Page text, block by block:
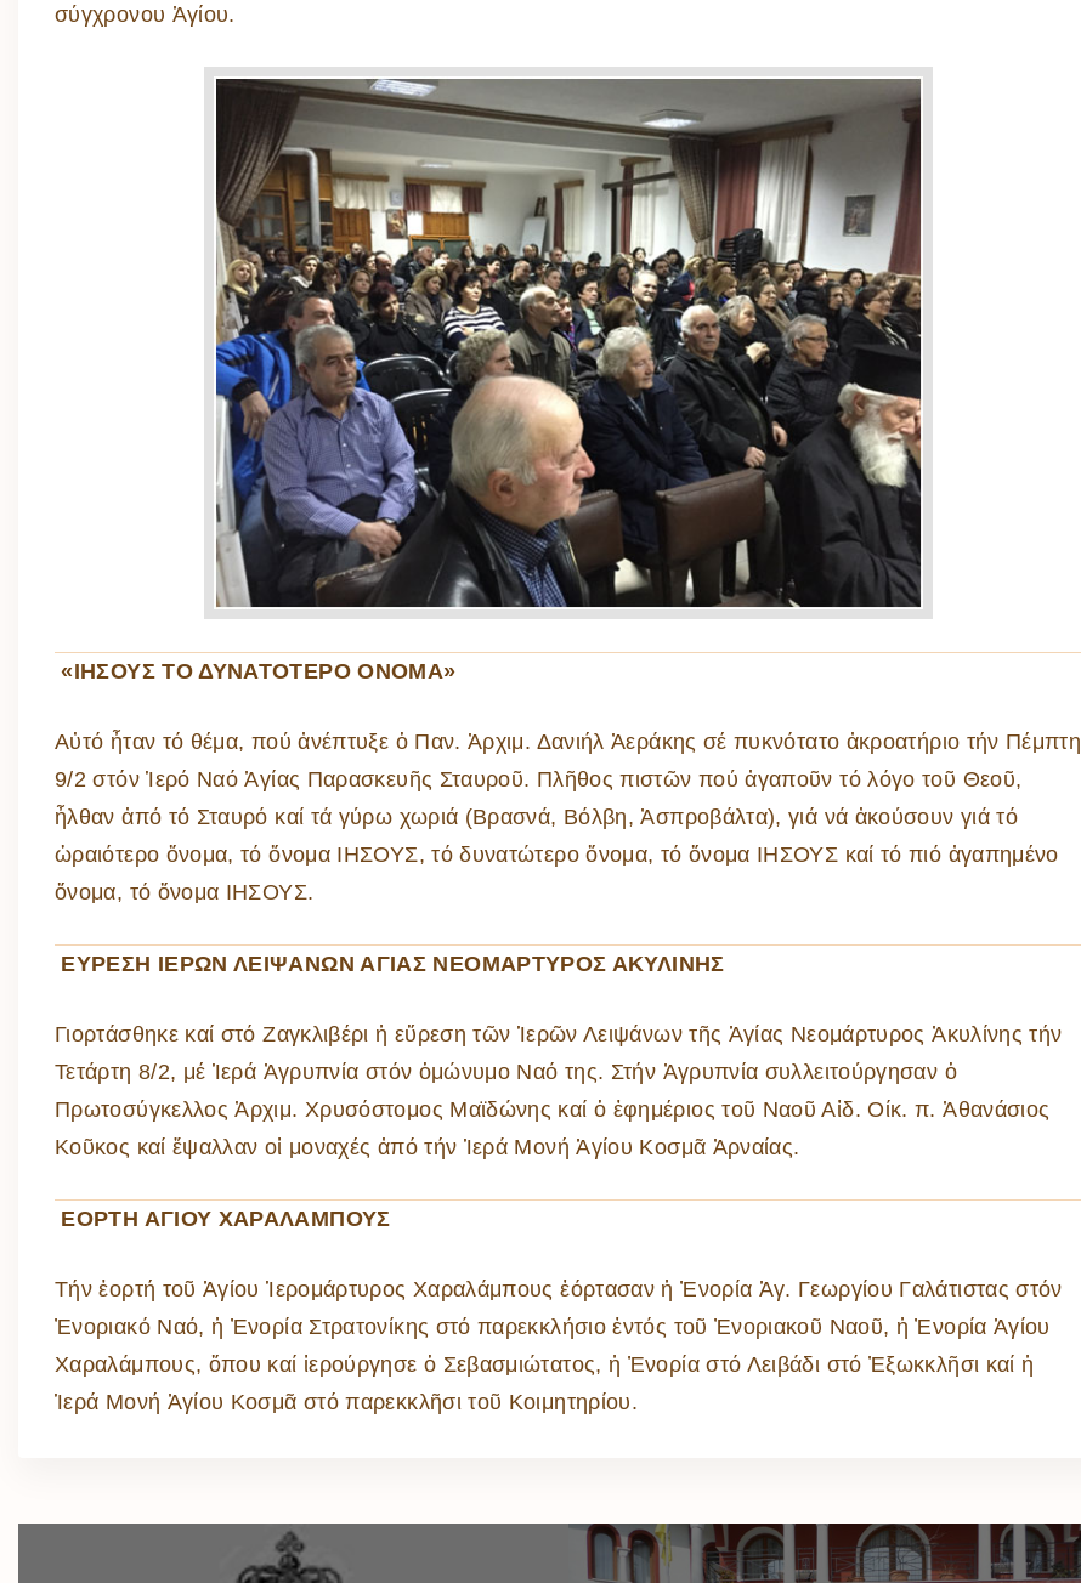
σύγχρονου Ἁγίου.
«ΙΗΣΟΥΣ ΤΟ ΔΥΝΑΤΟΤΕΡΟ ΟΝΟΜΑ»
Αὐτό ἦταν τό θέμα, πού ἀνέπτυξε ὁ Παν. Ἀρχιμ. Δανιήλ Ἀεράκης σέ πυκνότατο ἀκροατήριο τήν Πέμπτη
9/2 στόν Ἱερό Ναό Ἁγίας Παρασκευῆς Σταυροῦ. Πλῆθος πιστῶν πού ἀγαποῦν τό λόγο τοῦ Θεοῦ,
ἦλθαν ἀπό τό Σταυρό καί τά γύρω χωριά (Βρασνά, Βόλβη, Ἀσπροβάλτα), γιά νά ἀκούσουν γιά τό
ὡραιότερο ὄνομα, τό ὄνομα ΙΗΣΟΥΣ, τό δυνατώτερο ὄνομα, τό ὄνομα ΙΗΣΟΥΣ καί τό πιό ἀγαπημένο
ὄνομα, τό ὄνομα ΙΗΣΟΥΣ.
ΕΥΡΕΣΗ ΙΕΡΩΝ ΛΕΙΨΑΝΩΝ ΑΓΙΑΣ ΝΕΟΜΑΡΤΥΡΟΣ ΑΚΥΛΙΝΗΣ
Γιορτάσθηκε καί στό Ζαγκλιβέρι ἡ εὕρεση τῶν Ἱερῶν Λειψάνων τῆς Ἁγίας Νεομάρτυρος Ἀκυλίνης τήν
Τετάρτη 8/2, μέ Ἱερά Ἀγρυπνία στόν ὁμώνυμο Ναό της. Στήν Ἀγρυπνία συλλειτούργησαν ὁ
Πρωτοσύγκελλος Ἀρχιμ. Χρυσόστομος Μαϊδώνης καί ὁ ἐφημέριος τοῦ Ναοῦ Αἰδ. Οίκ. π. Ἀθανάσιος
Κοῦκος καί ἔψαλλαν οἱ μοναχές ἀπό τήν Ἱερά Μονή Ἁγίου Κοσμᾶ Ἀρναίας.
ΕΟΡΤΗ ΑΓΙΟΥ ΧΑΡΑΛΑΜΠΟΥΣ
Τήν ἑορτή τοῦ Ἁγίου Ἱερομάρτυρος Χαραλάμπους ἐόρτασαν ἡ Ἐνορία Ἁγ. Γεωργίου Γαλάτιστας στόν
Ἐνοριακό Ναό, ἡ Ἐνορία Στρατονίκης στό παρεκκλήσιο ἐντός τοῦ Ἐνοριακοῦ Ναοῦ, ἡ Ἐνορία Ἁγίου
Χαραλάμπους, ὅπου καί ἱερούργησε ὁ Σεβασμιώτατος, ἡ Ἐνορία στό Λειβάδι στό Ἐξωκκλῆσι καί ἡ
Ἱερά Μονή Ἁγίου Κοσμᾶ στό παρεκκλῆσι τοῦ Κοιμητηρίου.